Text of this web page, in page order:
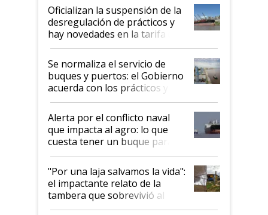
Oficializan la suspensión de la
desregulación de prácticos y
hay novedades en la tarifa de
la hidrovía
Se normaliza el servicio de
buques y puertos: el Gobierno
acuerda con los prácticos y
suspende el decreto de
desregulación
Alerta por el conflicto naval
que impacta al agro: lo que
cuesta tener un buque parado
y el peligro de que Argentina
pase a ser "país sucio"
"Por una laja salvamos la vida":
el impactante relato de la
tambera que sobrevivió al
tornado